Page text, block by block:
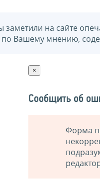
заметили на сайте
по Вашему мнению,
×
Сообщить об
Форма